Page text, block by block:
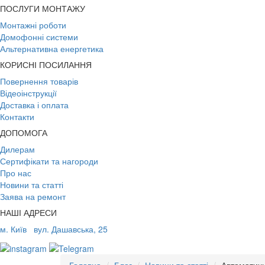
ПОСЛУГИ МОНТАЖУ
Монтажні роботи
Домофонні системи
Альтернативна енергетика
КОРИСНІ ПОСИЛАННЯ
Повернення товарів
Відеоінструкції
Доставка і оплата
Контакти
ДОПОМОГА
Дилерам
Сертифікати та нагороди
Про нас
Новини та статті
Заява на ремонт
НАШІ АДРЕСИ
м. Київ
вул. Дашавська, 25